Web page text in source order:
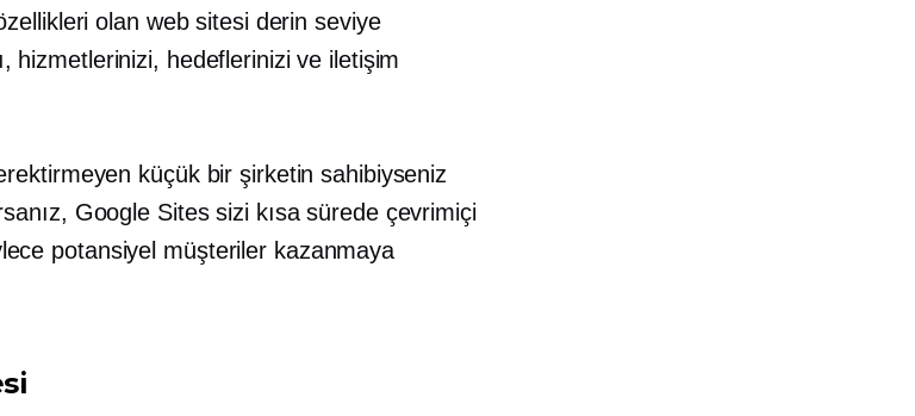
olan web sitesi derin seviye
hizmetlerinizi, hedeflerinizi ve iletişim
küçük bir şirketin sahibiyseniz
Google Sites sizi kısa sürede çevrimiçi
potansiyel müşteriler kazanmaya